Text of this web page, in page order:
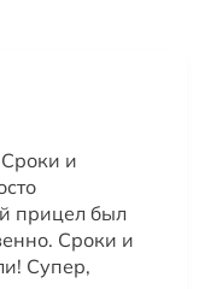
и
прицел был
Сроки и
Супер,